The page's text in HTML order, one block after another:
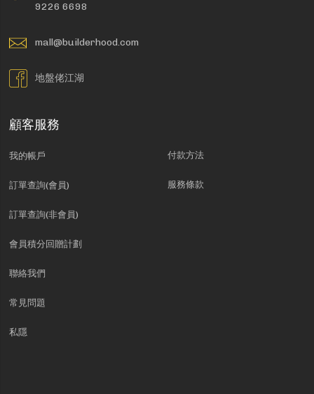
9226 6698
mall@builderhood.com
地盤佬江湖
顧客服務
我的帳戶
訂單查詢(會員)
訂單查詢(非會員)
會員積分回贈計劃
聯絡我們
常見問題
私隱
付款方法
服務條款